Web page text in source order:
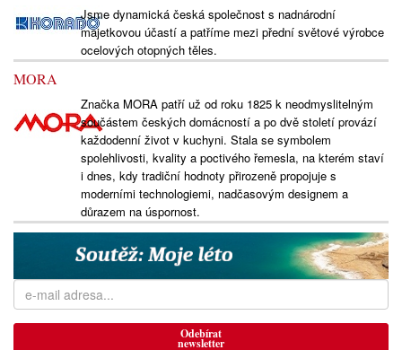
Jsme dynamická česká společnost s nadnárodní
majetkovou účastí a patříme mezi přední světové výrobce
ocelových otopných těles.
MORA
Značka MORA patří už od roku 1825 k neodmyslitelným
součástem českých domácností a po dvě století provází
každodenní život v kuchyni. Stala se symbolem
spolehlivosti, kvality a poctivého řemesla, na kterém staví
i dnes, kdy tradiční hodnoty přirozeně propojuje s
moderními technologiemi, nadčasovým designem a
důrazem na úspornost.
Odebírat
newsletter